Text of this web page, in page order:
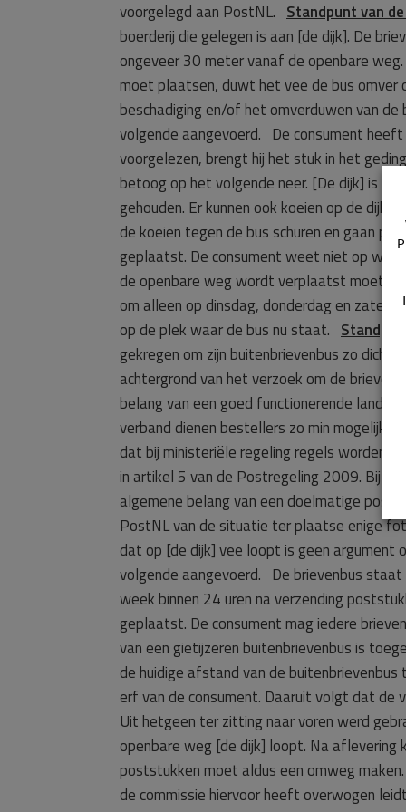
voorgelegd aan PostNL. Standpunt van
boerderij die gelegen is aan [de dijk]. De
ongeveer 30 meter vanaf de openbare
moet plaatsen, duwt het vee de bus omver
beschadiging en/of het omverduwen van
volgende aangevoerd. De consument
voorgelezen, brengt hij het stuk in het
betoog op het volgende neer. [De dijk] is
gehouden. Er kunnen ook koeien op de dijk
de koeien tegen de bus schuren en gaan
geplaatst. De consument weet niet op
de openbare weg wordt verplaatst moet
om alleen op dinsdag, donderdag en
op de plek waar de bus nu staat.
gekregen om zijn buitenbrievenbus zo
achtergrond van het verzoek om de
belang van een goed functionerende
verband dienen bestellers zo min
dat bij ministeriële regeling regels worden
in artikel 5 van de Postregeling 2009. Bij
algemene belang van een doelmatige
PostNL van de situatie ter plaatse enige
dat op [de dijk] vee loopt is geen
volgende aangevoerd. De brievenbus
week binnen 24 uren na verzending
geplaatst. De consument mag iedere
van een gietijzeren buitenbrievenbus is
de huidige afstand van de
erf van de consument. Daaruit volgt dat
Uit hetgeen ter zitting naar voren werd
openbare weg [de dijk] loopt. Na
poststukken moet aldus een omweg
de commissie hiervoor heeft overwogen